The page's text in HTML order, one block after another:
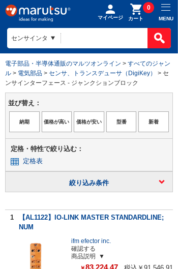
マイページ カート
0
MENU
電子部品・半導体通販のマルツオンライン > すべてのジャン
ル > 電気部品 > センサ、トランスデューサ（DigiKey）
> セ
ンサインターフェース - ジャンクションブロック
並び替え：
定格・特性で絞り込む：
定格表
絞り込み条件
1
【AL1122】IO-LINK MASTER STANDARDLINE;
NUM
ifm efector inc.
確認する
商品説明
83,224.47